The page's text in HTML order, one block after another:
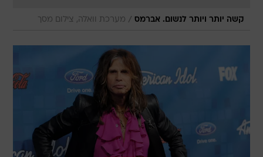
קשה יותר ויותר לנשום. אברמס / מערכת וואלה, צילום מסך